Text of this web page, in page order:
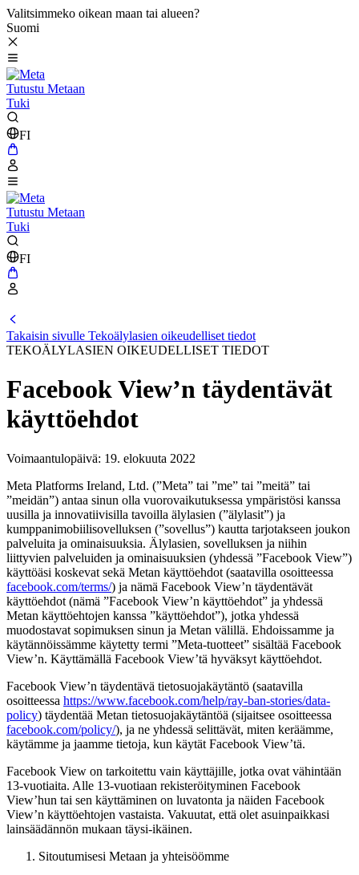
Valitsimmeko oikean maan tai alueen?
Suomi
Tutustu Metaan
Tuki
FI
Tutustu Metaan
Tuki
FI
Takaisin sivulle Tekoälylasien oikeudelliset tiedot
TEKOÄLYLASIEN OIKEUDELLISET TIEDOT
Facebook View’n täydentävät
käyttöehdot
Voimaantulopäivä: 19. elokuuta 2022
Meta Platforms Ireland, Ltd. (”Meta” tai ”me” tai ”meitä” tai
”meidän”) antaa sinun olla vuorovaikutuksessa ympäristösi kanssa
uusilla ja innovatiivisilla tavoilla älylasien (”älylasit”) ja
kumppanimobiilisovelluksen (”sovellus”) kautta tarjotakseen joukon
palveluita ja ominaisuuksia. Älylasien, sovelluksen ja niihin
liittyvien palveluiden ja ominaisuuksien (yhdessä ”Facebook View”)
käyttöäsi koskevat sekä Metan käyttöehdot (saatavilla osoitteessa
facebook.com/terms/) ja nämä Facebook View’n täydentävät
käyttöehdot (nämä ”Facebook View’n käyttöehdot” ja yhdessä
Metan käyttöehtojen kanssa ”käyttöehdot”), jotka yhdessä
muodostavat sopimuksen sinun ja Metan välillä. Ehdoissamme ja
käytännöissämme käytetty termi ”Meta-tuotteet” sisältää Facebook
View’n. Käyttämällä Facebook View’tä hyväksyt käyttöehdot.
Facebook View’n täydentävä tietosuojakäytäntö (saatavilla
osoitteessa https://www.facebook.com/help/ray-ban-stories/data-
policy) täydentää Metan tietosuojakäytäntöä (sijaitsee osoitteessa
facebook.com/policy/), ja ne yhdessä selittävät, miten keräämme,
käytämme ja jaamme tietoja, kun käytät Facebook View’tä.
Facebook View on tarkoitettu vain käyttäjille, jotka ovat vähintään
13-vuotiaita. Alle 13-vuotiaan rekisteröityminen Facebook
View’hun tai sen käyttäminen on luvatonta ja näiden Facebook
View’n käyttöehtojen vastaista. Vakuutat, että olet asuinpaikkasi
lainsäädännön mukaan täysi-ikäinen.
Sitoutumisesi Metaan ja yhteisöömme